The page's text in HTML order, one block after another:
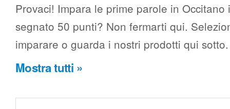
Provaci! Impara le prime parole in
segnato 50 punti? Non fermarti qui.
imparare o guarda i nostri prodotti qui sotto.
Mostra tutti »